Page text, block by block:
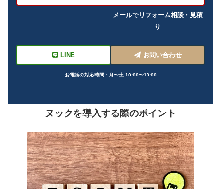
LINE
メールでリフォーム相談・見積
り
お問い合わせ
お電話の対応時間：月〜土 10:00〜18:00
ヌックを導入する際のポイント